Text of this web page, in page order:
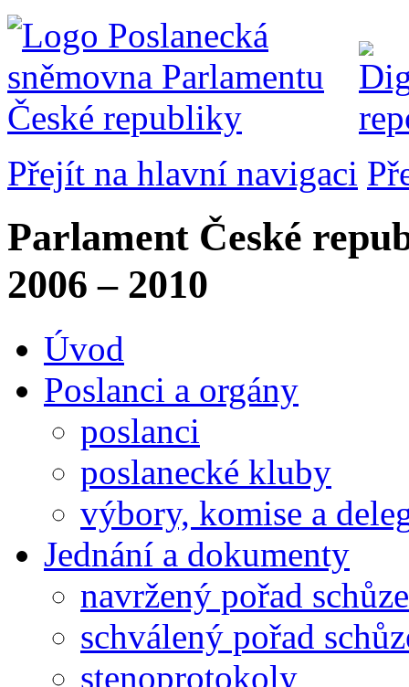
Přejít na hlavní navigaci
Parlament České
2006 – 2010
Úvod
Poslanci a orgány
poslanci
poslanecké kluby
výbory, komise a
Jednání a dokumenty
navržený pořad schůze
schválený pořad
stenoprotokoly